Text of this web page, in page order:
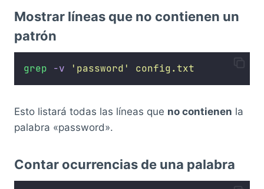
Mostrar líneas que no contienen un
patrón
grep -v ' password ' config.txt
Esto listará todas las líneas que no contienen la
palabra «password».
Contar ocurrencias de una palabra